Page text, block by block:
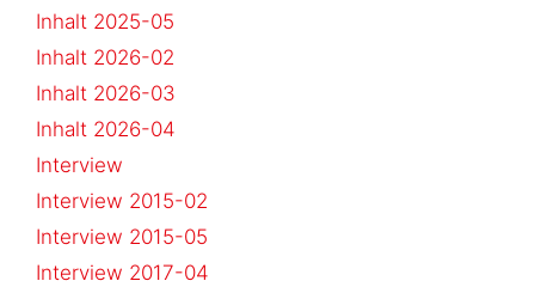
Inhalt 2025-05
Inhalt 2026-02
Inhalt 2026-03
Inhalt 2026-04
Interview
Interview 2015-02
Interview 2015-05
Interview 2017-04